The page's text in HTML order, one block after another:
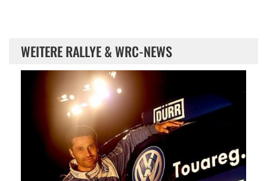
WEITERE RALLYE & WRC-NEWS